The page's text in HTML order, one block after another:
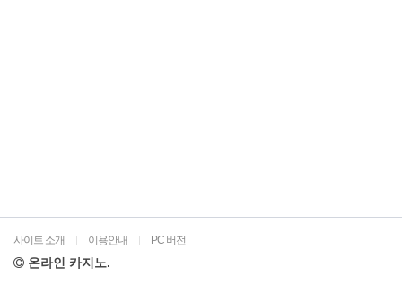
사이트 소개 | 이용안내 | PC 버전
온라인 카지노.